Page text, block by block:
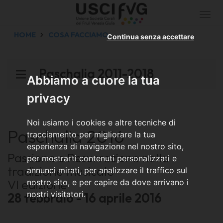
Abbiamo a cuore la tua
privacy
Noi usiamo i cookies e altre tecniche di
tracciamento per migliorare la tua
esperienza di navigazione nel nostro sito,
per mostrarti contenuti personalizzati e
annunci mirati, per analizzare il traffico sul
nostro sito, e per capire da dove arrivano i
nostri visitatori.
Continua senza accettare
HOME COSA FACCIAMO
Paschalia 2011-2018
Paschalia 2016
Passione e Resurrezione nella
tradizione musicale
VI edizione
28 febbraio - 16 aprile 2016